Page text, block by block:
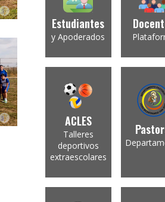
Estudiantes
y Apoderados
ACLES
Talleres
deportivos
extraescolares